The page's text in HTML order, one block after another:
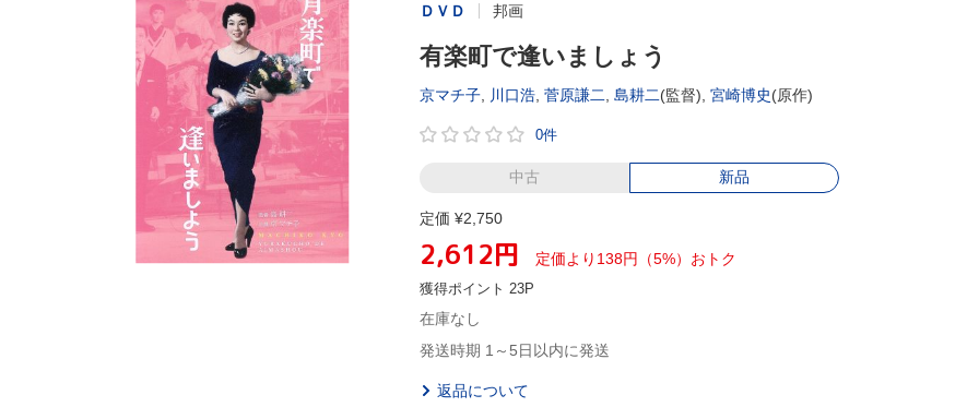
ＤＶＤ 邦画
有楽町で逢いましょう
京マチ子, 川口浩, 菅原謙二 島耕二(監督), 宮崎博史(原作)
0件
中古 新品
定価 ¥2,750
2,612円 定価より138円（5%）おトク
獲得ポイント 23P
在庫なし
発送時期 1～5日以内に発送
返品について